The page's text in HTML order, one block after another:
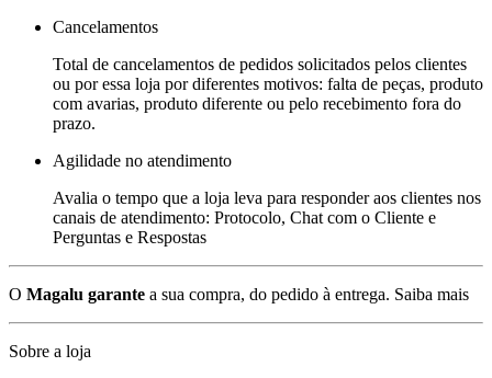
Cancelamentos
Total de cancelamentos de pedidos solicitados pelos clientes
ou por essa loja por diferentes motivos: falta de peças, produto
com avarias, produto diferente ou pelo recebimento fora do
prazo.
Agilidade no atendimento
Avalia o tempo que a loja leva para responder aos clientes nos
canais de atendimento: Protocolo, Chat com o Cliente e
Perguntas e Respostas
O Magalu garante a sua compra, do pedido à entrega. Saiba mais
Sobre a loja